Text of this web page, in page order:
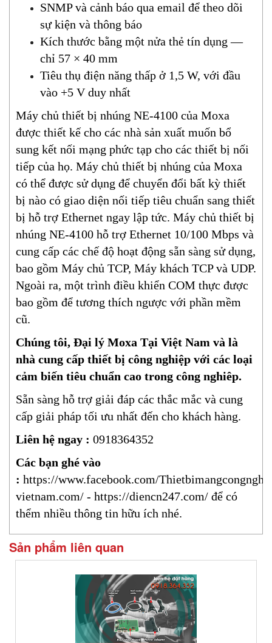
SNMP và cảnh báo qua email để theo dõi
sự kiện và thông báo
Kích thước bằng một nửa thẻ tín dụng —
chỉ 57 × 40 mm
Tiêu thụ điện năng thấp ở 1,5 W, với đầu
vào +5 V duy nhất
Máy chủ thiết bị nhúng NE-4100 của Moxa
được thiết kế cho các nhà sản xuất muốn bổ
sung kết nối mạng phức tạp cho các thiết bị nối
tiếp của họ. Máy chủ thiết bị nhúng của Moxa
có thể được sử dụng để chuyển đổi bất kỳ thiết
bị nào có giao diện nối tiếp tiêu chuẩn sang thiết
bị hỗ trợ Ethernet ngay lập tức. Máy chủ thiết bị
nhúng NE-4100 hỗ trợ Ethernet 10/100 Mbps và
cung cấp các chế độ hoạt động sẵn sàng sử dụng,
bao gồm Máy chủ TCP, Máy khách TCP và UDP.
Ngoài ra, một trình điều khiển COM thực được
bao gồm để tương thích ngược với phần mềm
cũ.
Chúng tôi, Đại lý Moxa Tại Việt Nam và là
nhà cung cấp thiết bị công nghiệp với các loại
cảm biến tiêu chuẩn cao trong công nghiêp.
Sẵn sàng hỗ trợ giải đáp các thắc mắc và cung
cấp giải pháp tối ưu nhất đến cho khách hàng.
Liên hệ ngay : 0918364352
Các bạn ghé vào
: https://www.facebook.com/
vietnam.com/ - https://diencn247.com/ để có
thểm nhiều thông tin hữu ích nhé.
Sản phẩm liên quan